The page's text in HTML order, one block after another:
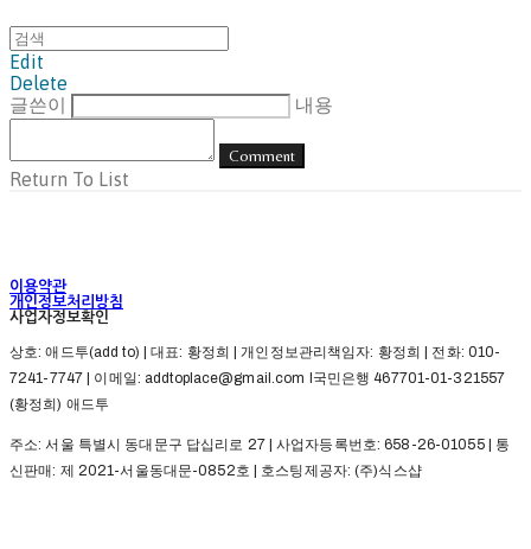
Edit
Delete
글쓴이
내용
Comment
Return To List
이용약관
개인정보처리방침
사업자정보확인
상호: 애드투(add to) | 대표: 황정희 | 개인정보관리책임자: 황정희 | 전화: 010-
7241-7747 | 이메일: addtoplace@gmail.com l국민은행 467701-01-321557
(황정희) 애드투
주소: 서울 특별시 동대문구 답십리로 27 | 사업자등록번호:658-26-01055| 통
신판매: 제 2021-서울동대문-0852호 | 호스팅제공자: (주)식스샵